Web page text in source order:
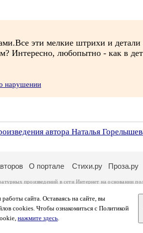
эти мелкие штрихи и детали
Интересно, любопытно - как в
нарушении
автора Наталья
сайта. Оставаясь на сайте, вы
cookies. Чтобы ознакомиться с Политикой
нажмите здесь.
О портале Стихи.ру Проза.ру
произведений в сети Интернет на основании
возможна только с согласия его автора, к
законодательства
посмотреть более подробнуюинформацию о портале
сумме просматривают более двух миллионов
просмотров и количество посетителей.